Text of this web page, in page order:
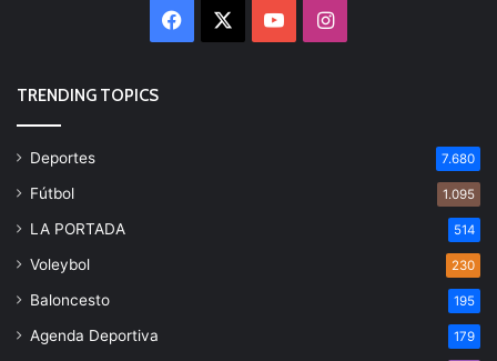
Facebook YouTubeInstagram
TRENDING TOPICS
Deportes 7.680
Fútbol 1.095
LA PORTADA 514
Voleybol 230
Baloncesto 195
Agenda Deportiva 179